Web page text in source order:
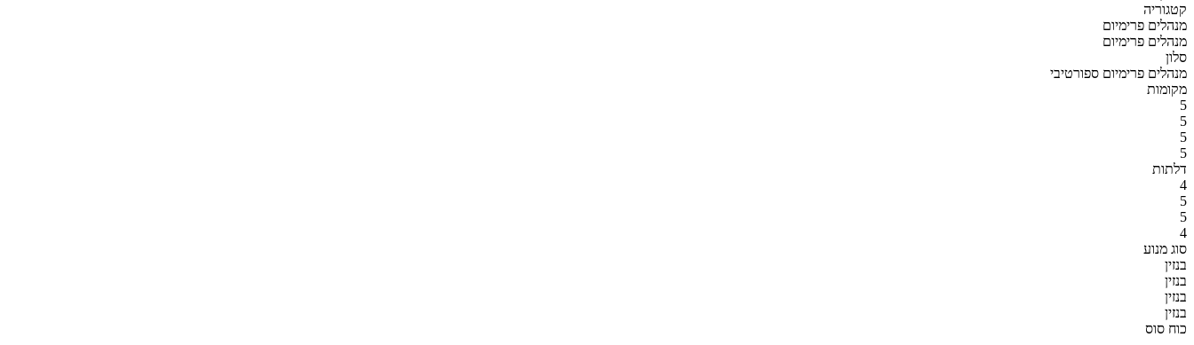
קטגוריה
מנהלים פרימיום
מנהלים פרימיום
סלון
מנהלים פרימיום ספורטיבי
מקומות
5
5
5
5
דלתות
4
5
5
4
סוג מנוע
בנזין
בנזין
בנזין
בנזין
כוח סוס